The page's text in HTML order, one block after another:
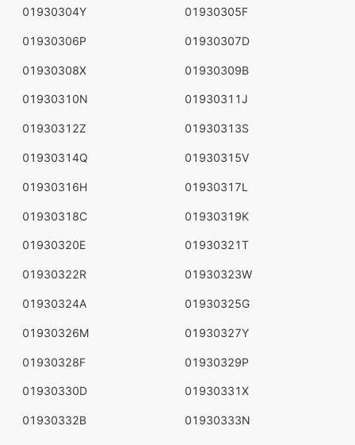
01930304Y 01930305F
01930306P 01930307D
01930308X 01930309B
01930310N 01930311J
01930312Z 01930313S
01930314Q 01930315V
01930316H 01930317L
01930318C 01930319K
01930320E 01930321T
01930322R 01930323W
01930324A 01930325G
01930326M 01930327Y
01930328F 01930329P
01930330D 01930331X
01930332B 01930333N